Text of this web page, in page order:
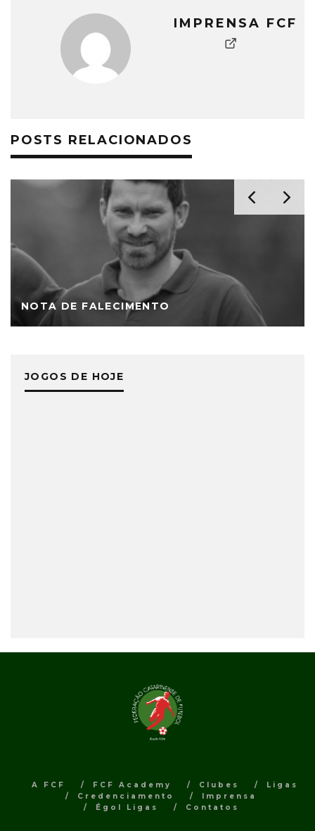
IMPRENSA FCF
POSTS RELACIONADOS
NOTA DE FALECIMENTO
JOGOS DE HOJE
A FCF FCF Academy Clubes
Ligas
Credenciamento
Imprensa
Égol Ligas
Contatos